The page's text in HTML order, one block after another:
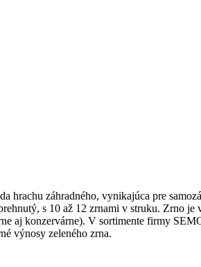
záhradného, ​​vynikajúca pre
s 10 až 12 zrnami v struku. Zrno
aj konzervárne). V sortimente firmy
výnosy zeleného zrna.